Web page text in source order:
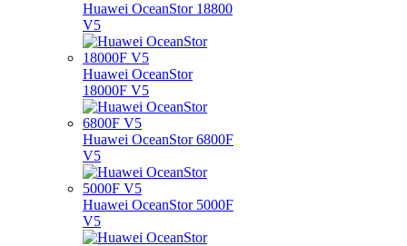
Huawei OceanStor 18800
V5
Huawei OceanStor
18000F V5
Huawei OceanStor 6800F
V5
Huawei OceanStor 5000F
V5